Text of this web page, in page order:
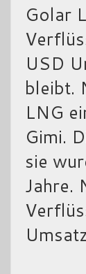
Golar
USD
bleibt.
LNG
Gimi.
sie
Jahre.